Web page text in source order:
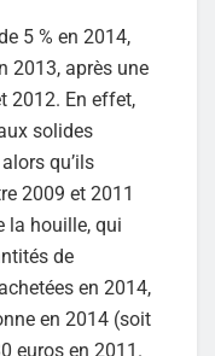
5 % en 2014,
2013, après une
2012. En effet,
solides
qu’ils
2009 et 2011
la houille, qui
de
en 2014,
en 2014 (soit
euros en 2011.